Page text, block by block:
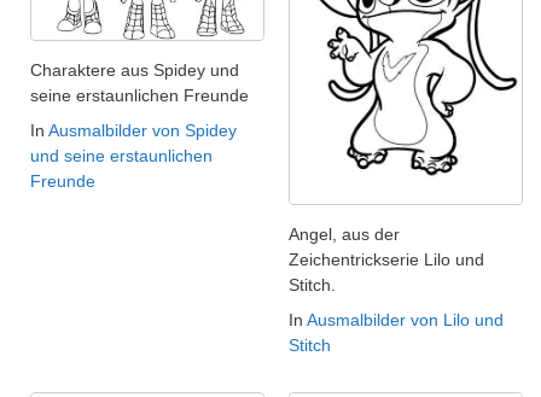
Charaktere aus Spidey und
seine erstaunlichen Freunde
In Ausmalbilder von Spidey
und seine erstaunlichen
Freunde
Angel, aus der
Zeichentrickserie Lilo und
Stitch.
In Ausmalbilder von Lilo und
Stitch